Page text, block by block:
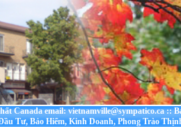
Canada email: vietnamville@sympatico.ca::
Tư, Bảo Hiểm, Kinh Doanh, Phong Trào